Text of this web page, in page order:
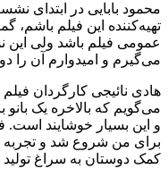
محمود بابایی در ابتدای
تهیه‌کننده این فیلم باشم،
عمومی فیلم باشد ولی این
می‌گیرم و امیدوارم آن را
هادی نائیجی کارگردان
می‌گویم که بالاخره یک
و این بسیار خوشایند است.
برای من شروع شد و تجربه
کمک دوستان به سراغ تولید